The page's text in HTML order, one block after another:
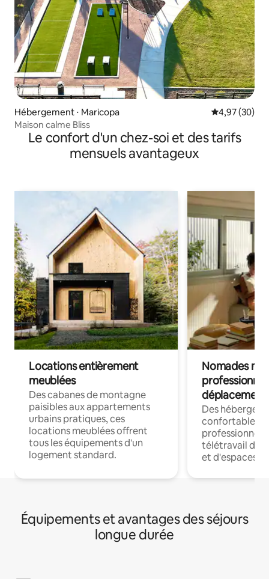
Hébergement ⋅ Maricopa Évaluation
4,97 (30)
Maison calme Bliss
Le confort d'un chez-soi et des tarifs
mensuels avantageux
Locations entièrement
meublées
Des cabanes de montagne
paisibles aux appartements
urbains pratiques, ces
locations meublées offrent
tous les équipements d'un
logement standard.
Nomades
déplacement
Des
confortables
professionnels
télétravail
et d'espaces
Équipements et avantages des séjours
longue durée